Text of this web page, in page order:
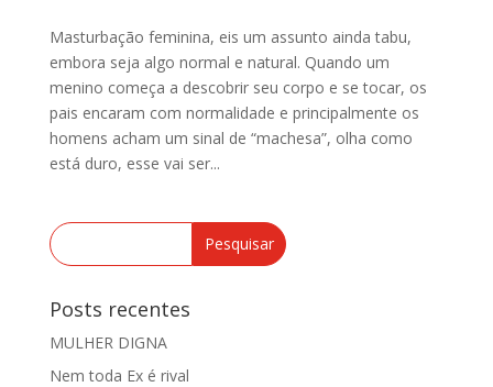
Masturbação feminina, eis um assunto ainda tabu,
embora seja algo normal e natural. Quando um
menino começa a descobrir seu corpo e se tocar, os
pais encaram com normalidade e principalmente os
homens acham um sinal de “machesa”, olha como
está duro, esse vai ser...
Posts recentes
MULHER DIGNA
Nem toda Ex é rival